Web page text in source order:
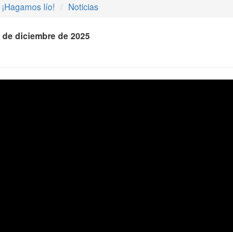
¡Hagamos lío! Noticias
diciembre de 2025